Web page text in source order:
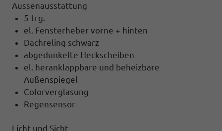
Aussenausstattung
5-trg.
el. Fensterheber vorne + hinten
Dachreling schwarz
abgedunkelte Heckscheiben
el. heranklappbare und beheizbare
Außenspiegel
Colorverglasung
Regensensor
Licht und Sicht